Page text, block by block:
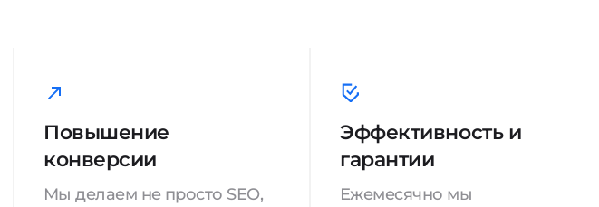
Повышение
конверсии
Мы делаем не просто SEO,
Эффективность и
гарантии
Ежемесячно мы